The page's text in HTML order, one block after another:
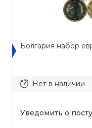
Болгария набор
Нет в наличии
Уведомить о